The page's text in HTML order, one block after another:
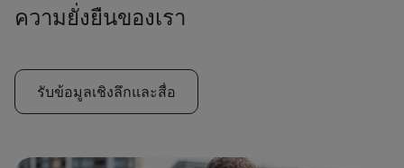
ความยั่งยืนของเรา
รับข้อมูลเชิงลึกและสื่อ